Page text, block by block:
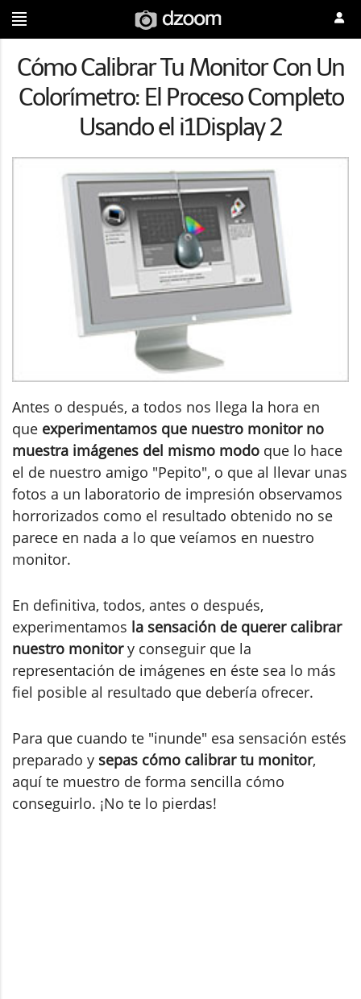
Cómo Calibrar Tu Monitor Con Un
Colorímetro: El Proceso Completo
Usando el i1Display 2
Antes o después, a todos nos llega la hora en
que experimentamos que nuestro monitor no
muestra imágenes del mismo modo que lo hace
el de nuestro amigo "Pepito", o que al llevar unas
fotos a un laboratorio de impresión observamos
horrorizados como el resultado obtenido no se
parece en nada a lo que veíamos en nuestro
monitor.
En definitiva, todos, antes o después,
experimentamos la sensación de querer calibrar
nuestro monitory conseguir que la
representación de imágenes en éste sea lo más
fiel posible al resultado que debería ofrecer.
Para que cuando te "inunde" esa sensación estés
preparado y sepas cómo calibrar tu monitor,
aquí te muestro de forma sencilla cómo
conseguirlo. ¡No te lo pierdas!